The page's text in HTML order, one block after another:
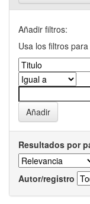
Añadir filtros:
Usa los filtros
Resultados por
Autor/registro